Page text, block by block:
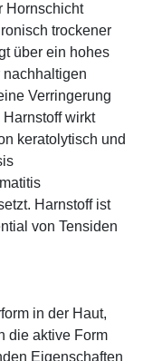
Hornschicht
trockener
über ein hohes
nachhaltigen
Verringerung
wirkt
keratolytisch und
Harnstoff ist
von Tensiden
in der Haut,
die aktive Form
Eigenschaften